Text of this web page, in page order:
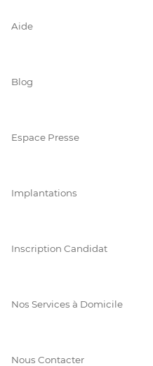
Aide
Blog
Espace Presse
Implantations
Inscription Candidat
Nos Services à Domicile
Nous Contacter